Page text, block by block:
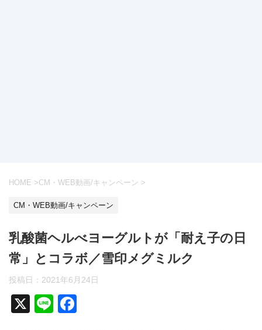
HOME >CM・WEB動画/キャンペーン >
CM・WEB動画/キャンペーン
乳酸菌ヘルべヨーグルトが「耐え子の日
常」とコラボ／雪印メグミルク
投稿日： 2021年6月24日
X
Li